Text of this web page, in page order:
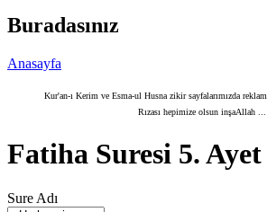
Buradasınız
Anasayfa
Kur'an-ı Kerim ve Esma-ul Husna zikir sayfalarımızda
Rızası hepimize olsun inşaAllah ...
Fatiha Suresi 5. Ayet
Sure Adı